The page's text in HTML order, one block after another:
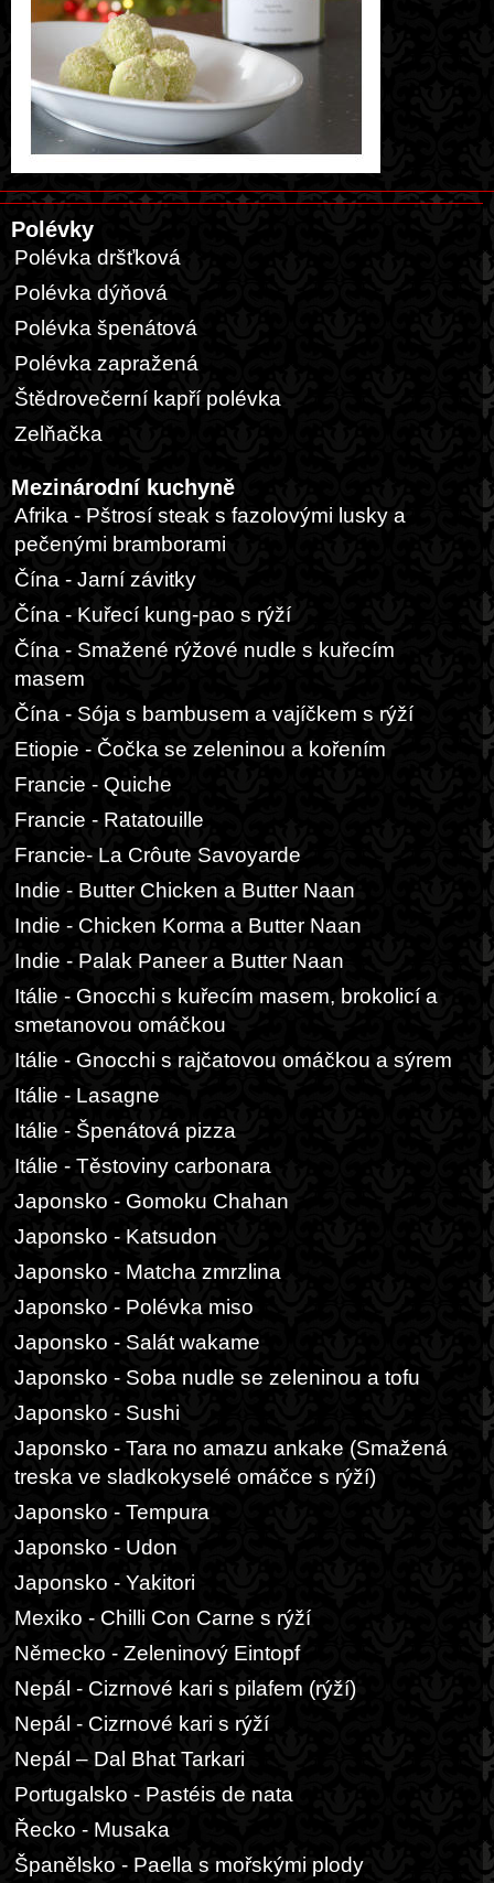
Polévky
Polévka dršťková
Polévka dýňová
Polévka špenátová
Polévka zapražená
Štědrovečerní kapří polévka
Zelňačka
Mezinárodní kuchyně
Afrika - Pštrosí steak s fazolovými lusky a
pečenými bramborami
Čína - Jarní závitky
Čína - Kuřecí kung-pao s rýží
Čína - Smažené rýžové nudle s kuřecím
masem
Čína - Sója s bambusem a vajíčkem s rýží
Etiopie - Čočka se zeleninou a kořením
Francie - Quiche
Francie - Ratatouille
Francie- La Crôute Savoyarde
Indie - Butter Chicken a Butter Naan
Indie - Chicken Korma a Butter Naan
Indie - Palak Paneer a Butter Naan
Itálie - Gnocchi s kuřecím masem, brokolicí a
smetanovou omáčkou
Itálie - Gnocchi s rajčatovou omáčkou a sýrem
Itálie - Lasagne
Itálie - Špenátová pizza
Itálie - Těstoviny carbonara
Japonsko - Gomoku Chahan
Japonsko - Katsudon
Japonsko - Matcha zmrzlina
Japonsko - Polévka miso
Japonsko - Salát wakame
Japonsko - Soba nudle se zeleninou a tofu
Japonsko - Sushi
Japonsko - Tara no amazu ankake (Smažená
treska ve sladkokyselé omáčce s rýží)
Japonsko - Tempura
Japonsko - Udon
Japonsko - Yakitori
Mexiko - Chilli Con Carne s rýží
Německo - Zeleninový Eintopf
Nepál - Cizrnové kari s pilafem (rýží)
Nepál - Cizrnové kari s rýží
Nepál – Dal Bhat Tarkari
Portugalsko - Pastéis de nata
Řecko - Musaka
Španělsko - Paella s mořskými plody